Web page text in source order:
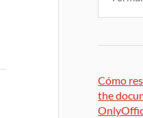
Cómo
the